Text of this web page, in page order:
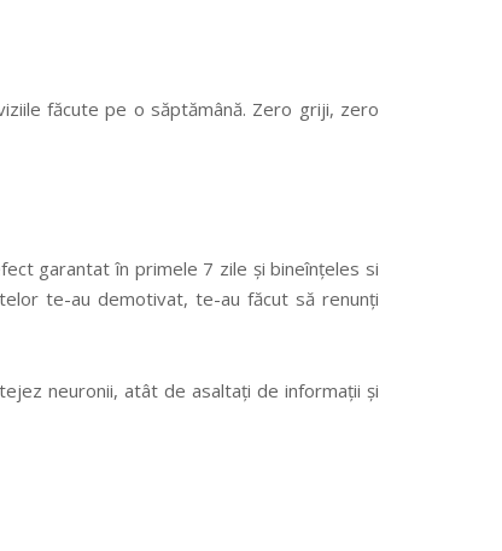
făcute pe o săptămână. Zero griji, zero
garantat în primele 7 zile și bineînțeles si
te-au demotivat, te-au făcut să renunți
neuronii, atât de asaltați de informații și